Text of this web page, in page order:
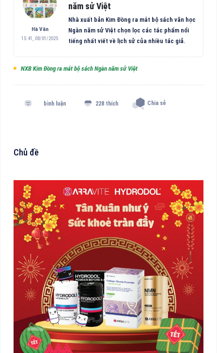
Hà Văn
15:41, 08/01/2025
năm sử Việt
Nhà xuất bản Kim Đồng ra mắt bộ sách văn học
Ngàn năm sử Việt chọn lọc các tác phẩm nổi
tiếng nhất viết về lịch sử của nhiều tác giả.
NXB Kim Đồng ra mắt bộ sách Ngàn năm sử Việt
bình luận 228 thích Chia sẻ
Chủ đề